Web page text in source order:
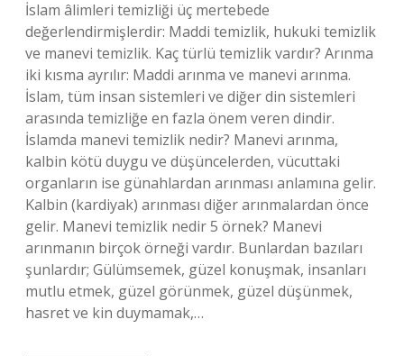
İslam âlimleri temizliği üç mertebede
değerlendirmişlerdir: Maddi temizlik, hukuki temizlik
ve manevi temizlik. Kaç türlü temizlik vardır? Arınma
iki kısma ayrılır: Maddi arınma ve manevi arınma.
İslam, tüm insan sistemleri ve diğer din sistemleri
arasında temizliğe en fazla önem veren dindir.
İslamda manevi temizlik nedir? Manevi arınma,
kalbin kötü duygu ve düşüncelerden, vücuttaki
organların ise günahlardan arınması anlamına gelir.
Kalbin (kardiyak) arınması diğer arınmalardan önce
gelir. Manevi temizlik nedir 5 örnek? Manevi
arınmanın birçok örneği vardır. Bunlardan bazıları
şunlardır; Gülümsemek, güzel konuşmak, insanları
mutlu etmek, güzel görünmek, güzel düşünmek,
hasret ve kin duymamak,…